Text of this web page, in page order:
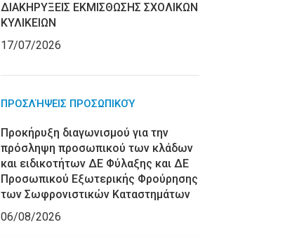
ΔΙΑΚΗΡΥΞΕΙΣ ΕΚΜΙΣΘΩΣΗΣ ΣΧΟΛΙΚΩΝ
ΚΥΛΙΚΕΙΩΝ
17/07/2026
ΠΡΟΣΛΉΨΕΙΣ ΠΡΟΣΩΠΙΚΟΎ
Προκήρυξη διαγωνισμού για την
πρόσληψη προσωπικού των κλάδων
και ειδικοτήτων ΔΕ Φύλαξης και ΔΕ
Προσωπικού Εξωτερικής Φρούρησης
των Σωφρονιστικών Καταστημάτων
06/08/2026